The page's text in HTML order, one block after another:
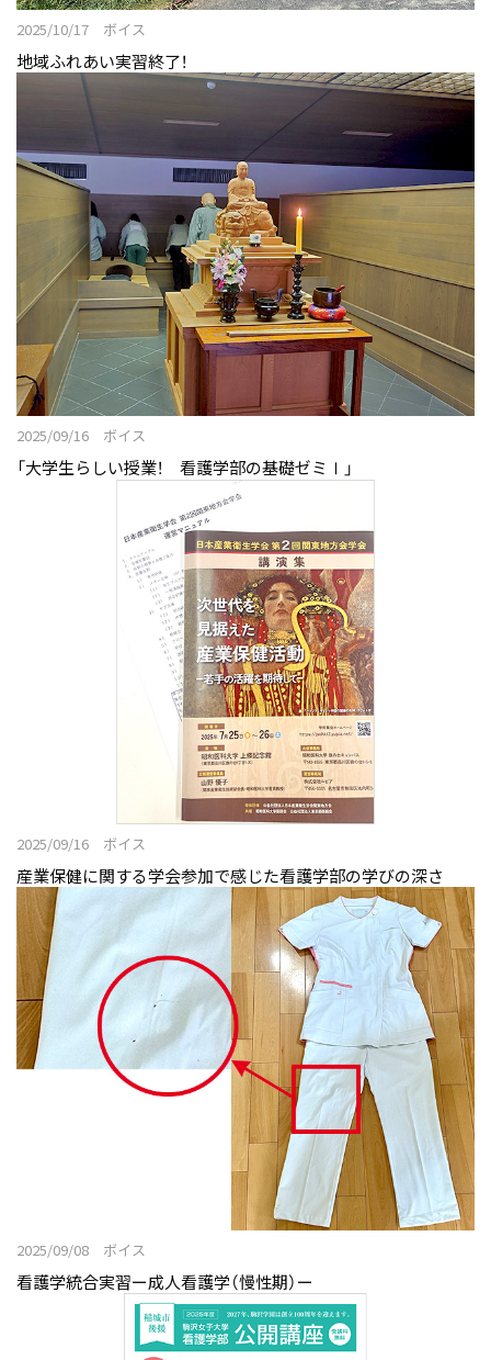
2025/10/17 ボイス
地域ふれあい実習終了！
2025/09/16 ボイス
「大学生らしい授業！ 看護学部の基礎ゼミⅠ」
2025/09/16 ボイス
産業保健に関する学会参加で感じた看護学部の学びの深さ
2025/09/08 ボイス
看護学統合実習ー成人看護学（慢性期）ー